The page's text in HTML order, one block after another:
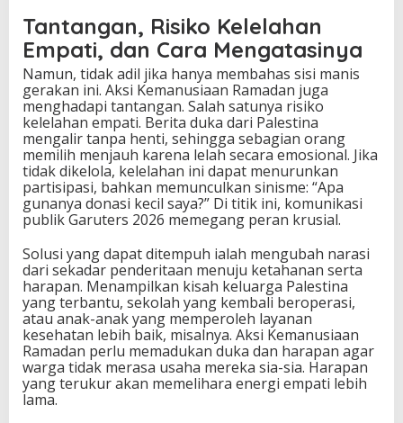
Tantangan, Risiko Kelelahan
Empati, dan Cara Mengatasinya
Namun, tidak adil jika hanya membahas sisi manis
gerakan ini. Aksi Kemanusiaan Ramadan juga
menghadapi tantangan. Salah satunya risiko
kelelahan empati. Berita duka dari Palestina
mengalir tanpa henti, sehingga sebagian orang
memilih menjauh karena lelah secara emosional. Jika
tidak dikelola, kelelahan ini dapat menurunkan
partisipasi, bahkan memunculkan sinisme: “Apa
gunanya donasi kecil saya?” Di titik ini, komunikasi
publik Garuters 2026 memegang peran krusial.
Solusi yang dapat ditempuh ialah mengubah narasi
dari sekadar penderitaan menuju ketahanan serta
harapan. Menampilkan kisah keluarga Palestina
yang terbantu, sekolah yang kembali beroperasi,
atau anak-anak yang memperoleh layanan
kesehatan lebih baik, misalnya. Aksi Kemanusiaan
Ramadan perlu memadukan duka dan harapan agar
warga tidak merasa usaha mereka sia-sia. Harapan
yang terukur akan memelihara energi empati lebih
lama.